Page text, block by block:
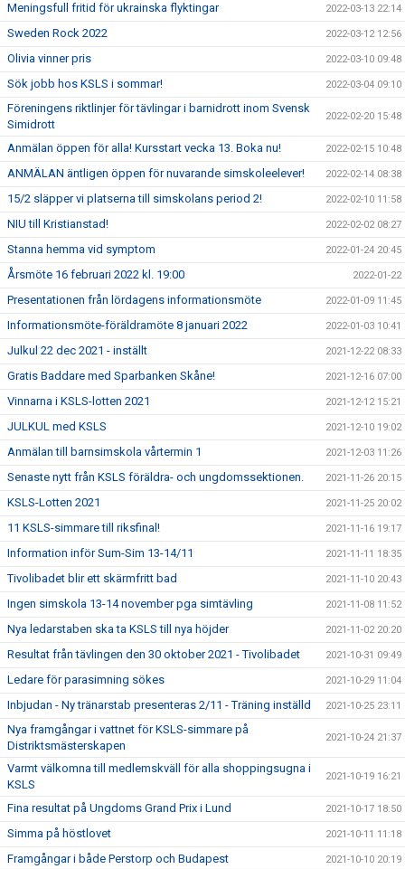
Meningsfull fritid för ukrainska flyktingar 2022-03-13 22:14
Sweden Rock 2022 2022-03-12 12:56
Olivia vinner pris 2022-03-10 09:48
Sök jobb hos KSLS i sommar! 2022-03-04 09:10
Föreningens riktlinjer för tävlingar i barnidrott inom Svensk
Simidrott
2022-02-20 15:48
Anmälan öppen för alla! Kursstart vecka 13. Boka nu! 2022-02-15 10:48
ANMÄLAN äntligen öppen för nuvarande simskoleelever! 2022-02-14 08:38
15/2 släpper vi platserna till simskolans period 2! 2022-02-10 11:58
NIU till Kristianstad! 2022-02-02 08:27
Stanna hemma vid symptom 2022-01-24 20:45
Årsmöte 16 februari 2022 kl. 19:00 2022-01-22
Presentationen från lördagens informationsmöte 2022-01-09 11:45
Informationsmöte-föräldramöte 8 januari 2022 2022-01-03 10:41
Julkul 22 dec 2021 - inställt 2021-12-22 08:33
Gratis Baddare med Sparbanken Skåne! 2021-12-16 07:00
Vinnarna i KSLS-lotten 2021 2021-12-12 15:21
JULKUL med KSLS 2021-12-10 19:02
Anmälan till barnsimskola vårtermin 1 2021-12-03 11:26
Senaste nytt från KSLS föräldra- och ungdomssektionen. 2021-11-26 20:15
KSLS-Lotten 2021 2021-11-25 20:02
11 KSLS-simmare till riksfinal! 2021-11-16 19:17
Information inför Sum-Sim 13-14/11 2021-11-11 18:35
Tivolibadet blir ett skärmfritt bad 2021-11-10 20:43
Ingen simskola 13-14 november pga simtävling 2021-11-08 11:52
Nya ledarstaben ska ta KSLS till nya höjder 2021-11-02 20:20
Resultat från tävlingen den 30 oktober 2021 - Tivolibadet 2021-10-31 09:49
Ledare för parasimning sökes 2021-10-29 11:04
Inbjudan - Ny tränarstab presenteras 2/11 - Träning inställd 2021-10-25 23:11
Nya framgångar i vattnet för KSLS-simmare på
Distriktsmästerskapen
2021-10-24 21:37
Varmt välkomna till medlemskväll för alla shoppingsugna i
KSLS
2021-10-19 16:21
Fina resultat på Ungdoms Grand Prix i Lund 2021-10-17 18:50
Simma på höstlovet 2021-10-11 11:18
Framgångar i både Perstorp och Budapest 2021-10-10 20:19